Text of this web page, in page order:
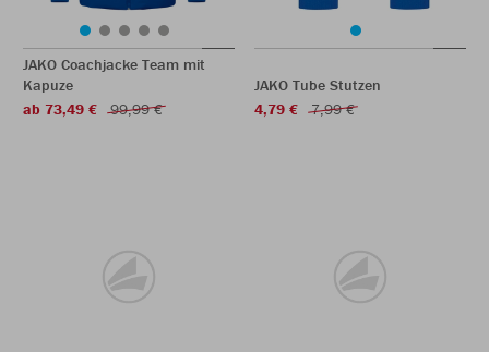
JAKO Coachjacke Team mit
Kapuze
ab 73,49 €
99,99 €
JAKO Tube Stutzen
4,79 €
7,99 €